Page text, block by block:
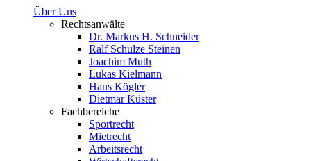
Über Uns
Rechtsanwälte
Dr. Markus H. Schneider
Ralf Schulze Steinen
Joachim Muth
Lukas Kielmann
Hans Kögler
Dietmar Küster
Fachbereiche
Sportrecht
Mietrecht
Arbeitsrecht